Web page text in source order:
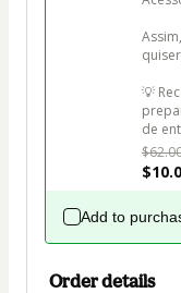
💡
de
Add to
Order details